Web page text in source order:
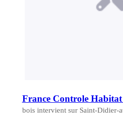
France Controle Habitat
bois intervient sur Saint-Didier-